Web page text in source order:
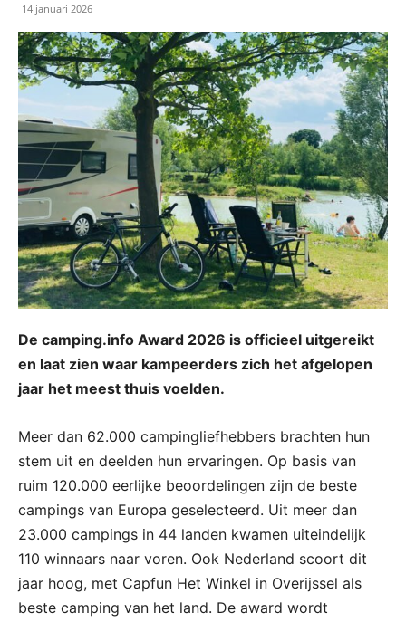
14 januari 2026
De camping.info Award 2026 is officieel uitgereikt
en laat zien waar kampeerders zich het afgelopen
jaar het meest thuis voelden.
Meer dan 62.000 campingliefhebbers brachten hun
stem uit en deelden hun ervaringen. Op basis van
ruim 120.000 eerlijke beoordelingen zijn de beste
campings van Europa geselecteerd. Uit meer dan
23.000 campings in 44 landen kwamen uiteindelijk
110 winnaars naar voren. Ook Nederland scoort dit
jaar hoog, met Capfun Het Winkel in Overijssel als
beste camping van het land. De award wordt